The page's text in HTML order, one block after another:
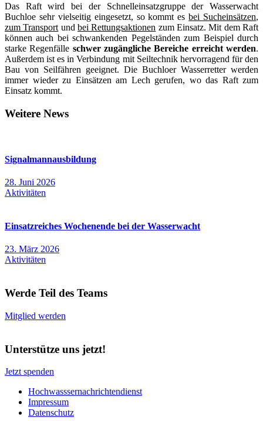
Das Raft wird bei der Schnelleinsatzgruppe der Wasserwacht
Buchloe sehr vielseitig eingesetzt, so kommt esbei Sucheinsätzen,
zum Transport undbei Rettungsaktionen zum Einsatz. Mit dem Raft
können auch bei schwankenden Pegelständen zum Beispiel durch
starke Regenfälle schwer zugängliche Bereiche erreicht werden.
Außerdem ist es in Verbindung mit Seiltechnik hervorragend für den
Bau von Seilfähren geeignet. Die Buchloer Wasserretter werden
immer wieder zu Einsätzen am Lech gerufen, wo das Raft zum
Einsatz kommt.
Weitere News
Signalmannausbildung
28. Juni 2026
Aktivitäten
Einsatzreiches Wochenende bei der Wasserwacht
23. März 2026
Aktivitäten
Werde Teil des Teams
Mitglied werden
Unterstütze uns jetzt!
Jetzt spenden
Hochwasssernachrichtendienst
Impressum
Datenschutz